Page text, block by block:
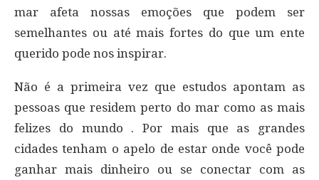
mar afeta nossas emoções que podem ser
semelhantes ou até mais fortes do que um ente
querido pode nos inspirar.
Não é a primeira vez que estudos apontam as
pessoas que residem perto do mar como as mais
felizes do mundo . Por mais que as grandes
cidades tenham o apelo de estar onde você pode
ganhar mais dinheiro ou se conectar com as